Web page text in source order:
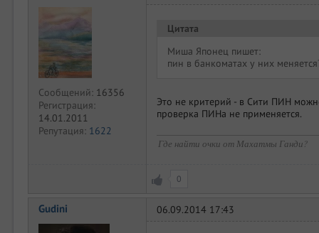
Сообщений: 16356
Регистрация:
14.01.2011
Репутация: 1622
Цитата
Миша Японец пишет:
пин в банкоматах у них
Это не критерий - в Сити ПИН
проверка ПИНа не применяется.
Где найти очки от Махатмы Ганди?
0
Gudini 06.09.2014 17:43